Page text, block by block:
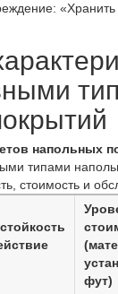
напольных
типами
стоимость и
фут)